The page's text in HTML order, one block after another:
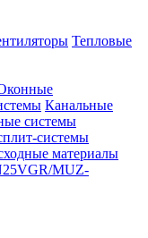
Тепловые
Канальные
системы
системы
материалы
MUZ-